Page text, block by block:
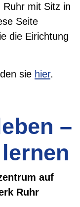
mit Sitz in
Seite
die Eirichtung
sie hier.
–
auf
Ruhr